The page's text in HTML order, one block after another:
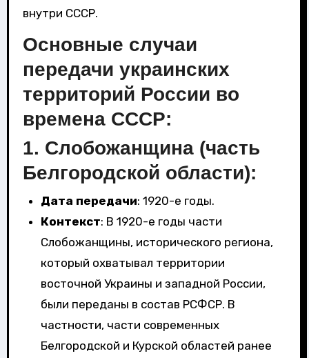
внутри СССР.
Основные случаи
передачи украинских
территорий России во
времена СССР:
1. Слобожанщина (часть
Белгородской области):
Дата передачи: 1920-е годы.
Контекст: В 1920-е годы части
Слобожанщины, исторического региона,
который охватывал территории
восточной Украины и западной России,
были переданы в состав РСФСР. В
частности, части современных
Белгородской и Курской областей ранее